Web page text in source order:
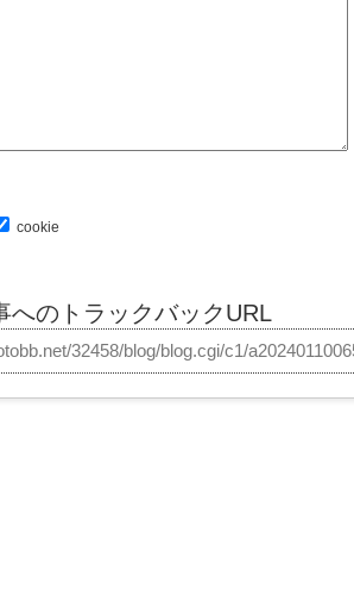
cookie
へのトラックバックURL
32458/blog/blog.cgi/c1/